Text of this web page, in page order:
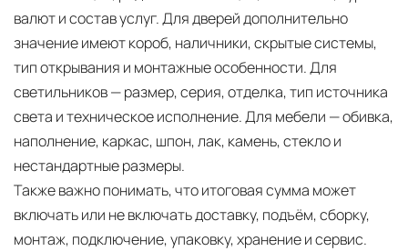
валют и состав услуг. Для дверей дополнительно
значение имеют короб, наличники, скрытые системы,
тип открывания и монтажные особенности. Для
светильников — размер, серия, отделка, тип источника
света и техническое исполнение. Для мебели — обивка,
наполнение, каркас, шпон, лак, камень, стекло и
нестандартные размеры.
Также важно понимать, что итоговая сумма может
включать или не включать доставку, подъём, сборку,
монтаж, подключение, упаковку, хранение и сервис.